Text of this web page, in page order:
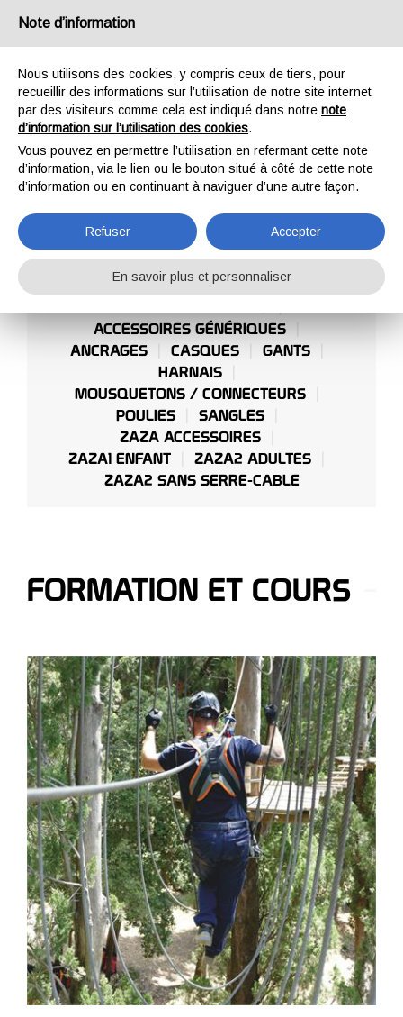
PARCS D'AVENTURE
ACCESSOIRES GÉNÉRIQUES
ANCRAGES
CASQUES
GANTS
HARNAIS
MOUSQUETONS / CONNECTEURS
POULIES
SANGLES
ZAZA ACCESSOIRES
ZAZA1 ENFANT
ZAZA2 ADULTES
ZAZA2 SANS SERRE-CABLE
FORMATION ET COURS
Note d’information
Nous utilisons des cookies, y compris ceux de tiers, pour
recueillir des informations sur l’utilisation de notre site internet
par des visiteurs comme cela est indiqué dans notre note
d’information sur l’utilisation des cookies.
Vous pouvez en permettre l’utilisation en refermant cette note
d’information, via le lien ou le bouton situé à côté de cette note
d’information ou en continuant à naviguer d’une autre façon.
Refuser Accepter
En savoir plus et personnaliser